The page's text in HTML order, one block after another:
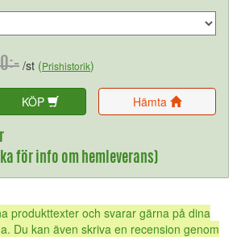
/st (Prishistorik)
KÖP Hämta
för info om hemleverans)
produkttexter och svarar gärna på dina
Du kan även skriva en recension genom